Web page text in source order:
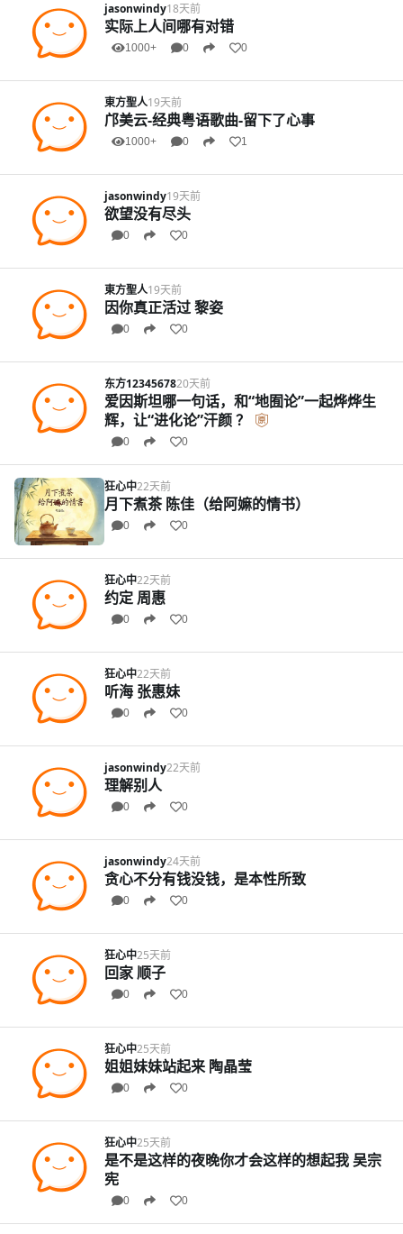
jasonwindy18天前
实际上人间哪有对错
1000+ 0 0
東方聖人19天前
邝美云-经典粤语歌曲-留下了心事
1000+ 0 1
jasonwindy19天前
欲望没有尽头
0 0
東方聖人19天前
因你真正活过 黎姿
0 0
东方1234567820天前
爱因斯坦哪一句话，和“地囿论”一起烨烨生
辉，让“进化论”汗颜 ？
0 0
狂心中22天前
月下煮茶 陈佳（给阿嫲的情书）
0 0
狂心中22天前
约定 周惠
0 0
狂心中22天前
听海 张惠妹
0 0
jasonwindy22天前
理解别人
0 0
jasonwindy24天前
贪心不分有钱没钱，是本性所致
0 0
狂心中25天前
回家 顺子
0 0
狂心中25天前
姐姐妹妹站起来 陶晶莹
0 0
狂心中25天前
是不是这样的夜晚你才会这样的想起我 吴宗
宪
0 0